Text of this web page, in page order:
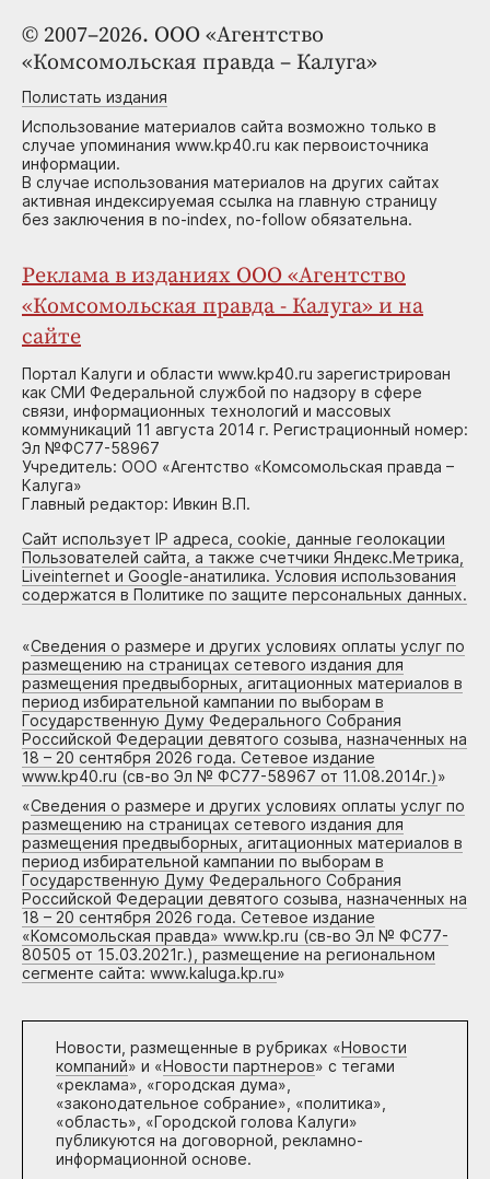
© 2007–2026. ООО «Агентство
«Комсомольская правда – Калуга»
Полистать издания
Использование материалов сайта возможно только в
случае упоминания www.kp40.ru как первоисточника
информации.
В случае использования материалов на других сайтах
активная индексируемая ссылка на главную страницу
без заключения в no-index, no-follow обязательна.
Реклама в изданиях ООО «Агентство
«Комсомольская правда - Калуга» и на
сайте
Портал Калуги и области www.kp40.ru зарегистрирован
как СМИ Федеральной службой по надзору в сфере
связи, информационных технологий и массовых
коммуникаций 11 августа 2014 г. Регистрационный номер:
Эл №ФС77-58967
Учредитель: ООО «Агентство «Комсомольская правда –
Калуга»
Главный редактор: Ивкин В.П.
Сайт использует IP адреса, cookie, данные геолокации
Пользователей сайта, а также счетчики Яндекс.Метрика,
Liveinternet и Google-анатилика. Условия использования
содержатся в Политике по защите персональных данных.
«Сведения о размере и других условиях оплаты услуг по
размещению на страницах сетевого издания для
размещения предвыборных, агитационных материалов в
период избирательной кампании по выборам в
Государственную Думу Федерального Собрания
Российской Федерации девятого созыва, назначенных на
18 – 20 сентября 2026 года. Сетевое издание
www.kp40.ru (св-во Эл № ФС77-58967 от 11.08.2014г.)»
«Сведения о размере и других условиях оплаты услуг по
размещению на страницах сетевого издания для
размещения предвыборных, агитационных материалов в
период избирательной кампании по выборам в
Государственную Думу Федерального Собрания
Российской Федерации девятого созыва, назначенных на
18 – 20 сентября 2026 года. Сетевое издание
«Комсомольская правда» www.kp.ru (св-во Эл № ФС77-
80505 от 15.03.2021г.), размещение на региональном
сегменте сайта: www.kaluga.kp.ru»
Новости, размещенные в рубриках «Новости
компаний» и «Новости партнеров» с тегами
«реклама», «городская дума»,
«законодательное собрание», «политика»,
«область», «Городской голова Калуги»
публикуются на договорной, рекламно-
информационной основе.